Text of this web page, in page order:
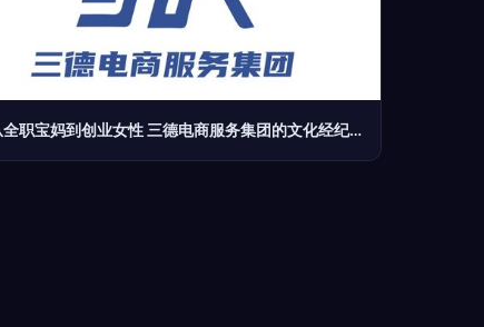
从全职宝妈到创业女性 三德电商服务集团的文化经纪人赋能之路